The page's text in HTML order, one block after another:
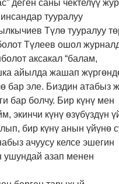
деген саны чектелүү
тууралуу
Түлө тууралуу
Түлеев ошол
аксакал “балам,
айылда жашап
бар эле. Биздин атабыз
бар болчу. Бир күнү мен
экинчи күнү өзүбүздүн
бир күнү анын үйүнө
ачуусу келсе эшегин
ушундай азап менен